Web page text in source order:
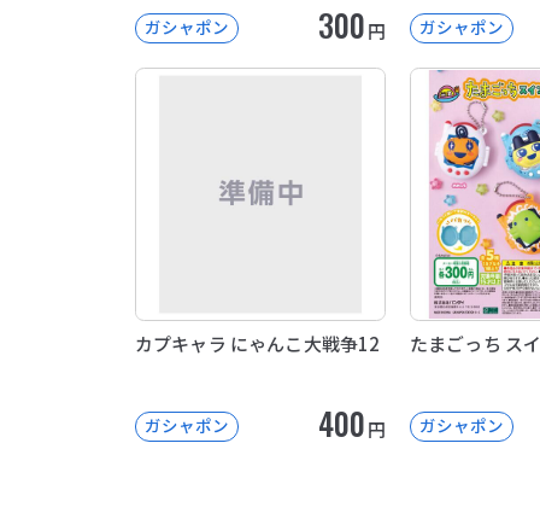
ガシャポン 300円 ガシャポン
カプキャラ にゃんこ大戦争12
ガシャポン 400円
たまごっち ス
ガシャポン